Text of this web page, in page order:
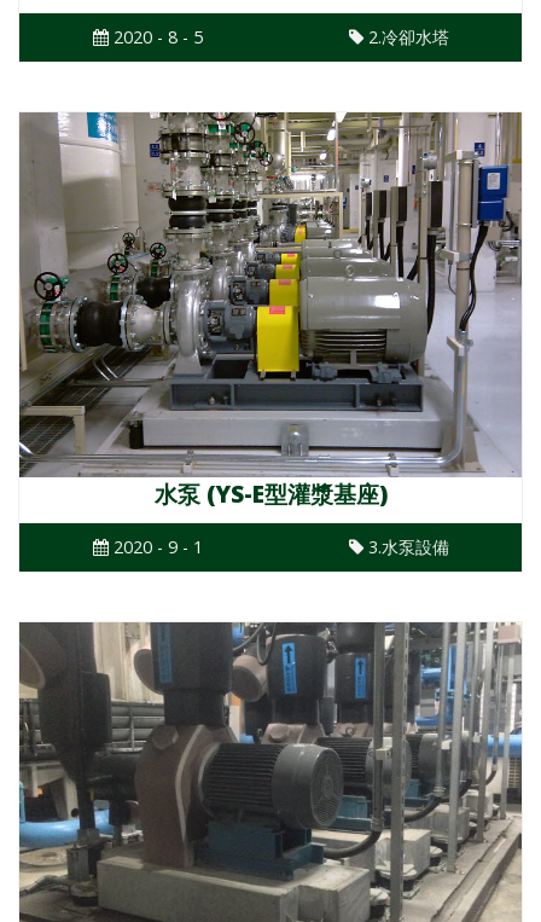
2020 - 8 - 5 2.冷卻水塔
水泵 (YS-E型灌漿基座)
2020 - 9 - 1 3.水泵設備